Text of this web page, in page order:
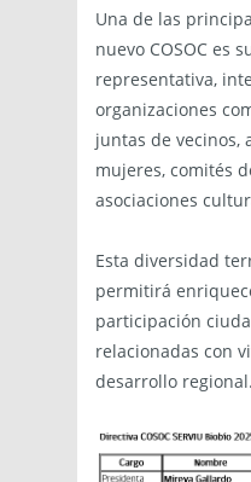
Una de las
nuevo COSOC es
representativa,
organizaciones
juntas de vecinos,
mujeres, comités
asociaciones
Esta diversidad
permitirá
participación
relacionadas con
desarrollo regional.